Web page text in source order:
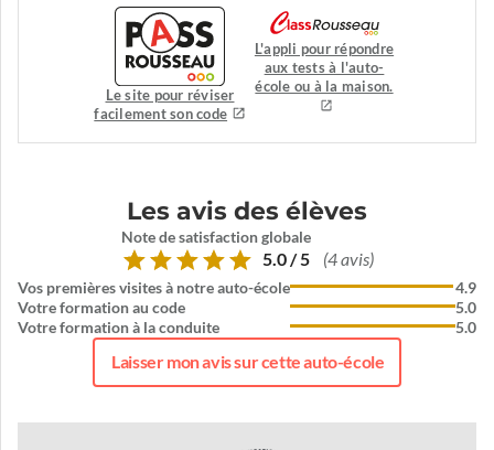
Le site pour réviser
facilement son code
L'appli pour répondre
aux tests à l'auto-
école ou à la maison.
Les avis des élèves
Note de satisfaction globale
5.0 / 5 (4 avis)
Vos premières visites à notre auto-école
Votre formation au code
Votre formation à la conduite
4.9
5.0
5.0
Laisser mon avis sur cette auto-école